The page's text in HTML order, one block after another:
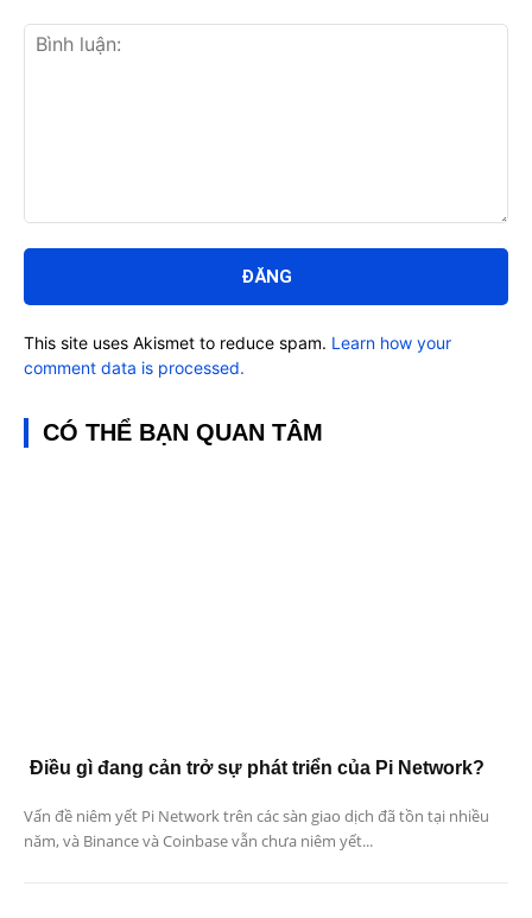
luận:
This site uses Akismet to reduce spam. Learn how your
comment data is processed.
CÓ THỂ BẠN QUAN TÂM
Điều gì đang cản trở sự phát triển của Pi Network?
Vấn đề niêm yết Pi Network trên các sàn giao dịch đã tồn tại nhiều
năm, và Binance và Coinbase vẫn chưa niêm yết...